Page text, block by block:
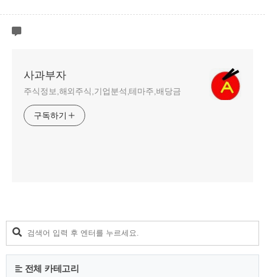
사과부자
주식정보,해외주식,기업분석,테마주,배당금
구독하기
전체 카테고리